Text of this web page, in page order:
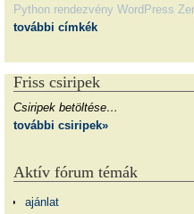
Python rendezvény WordPress
további címkék
Friss csiripek
Csiripek betöltése…
további csiripek»
Aktív fórum témák
ajánlat